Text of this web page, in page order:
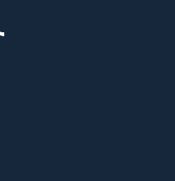
খুলবে) খুলবে)